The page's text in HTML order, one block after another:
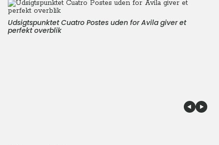
Udsigtspunktet Cuatro Postes uden for Avila giver et
perfekt overblik